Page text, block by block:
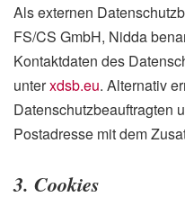
Als externen
FS/CS GmbH, Nidda
Kontaktdaten des
unterxdsb.eu. Alternativ
Datenschutzbeauftragten
Postadresse mit dem
3. Cookies